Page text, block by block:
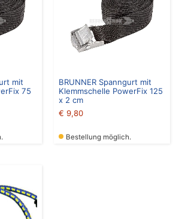
mit
75
BRUNNER Spanngurt mit
Klemmschelle PowerFix 125
x 2 cm
€ 9,80
Bestellung möglich.